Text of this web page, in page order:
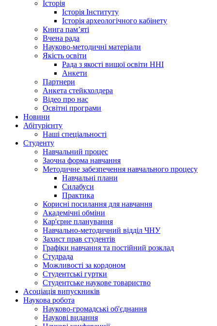
Історія
Історія Інституту
Історія археологічного кабінету
Книга памʼяті
Вчена рада
Науково-методичні матеріали
Якість освіти
Рада з якості вищої освіти ННІ
Анкети
Партнери
Анкета стейкхолдера
Відео про нас
Освітні програми
Hовини
Абітурієнту
Наші спеціальності
Студенту
Навчальний процес
Заочна форма навчання
Методичне забезпечення навчального процесу
Навчальні плани
Силабуси
Практика
Корисні посилання для навчання
Академічні обміни
Кар'єрне планування
Навчально-методичний відділ ЧНУ
Захист прав студентів
Графіки навчання та постійний розклад
Студрада
Можливості за кордоном
Студентські гуртки
Студентське наукове товариство
Асоціація випускників
Наукова робота
Науково-громадські об'єднання
Наукові видання